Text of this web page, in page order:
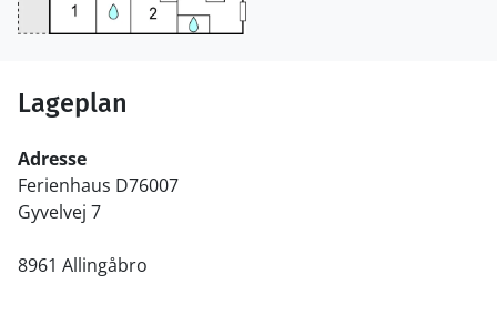
Lageplan
Adresse
Ferienhaus D76007
Gyvelvej 7
8961 Allingåbro